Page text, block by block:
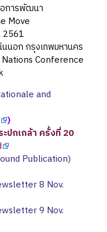
อการพัฒนา
Move
นอก กรุงเทพมหานคร
Conference
and
)
ปกเกล้า ครั้งที่ 20
Publication)
8 Nov.
9 Nov.